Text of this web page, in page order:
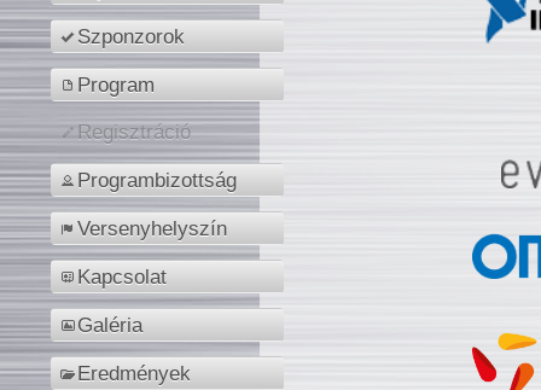
Szponzorok
Program
Regisztráció
Programbizottság
Versenyhelyszín
Kapcsolat
Galéria
Eredmények